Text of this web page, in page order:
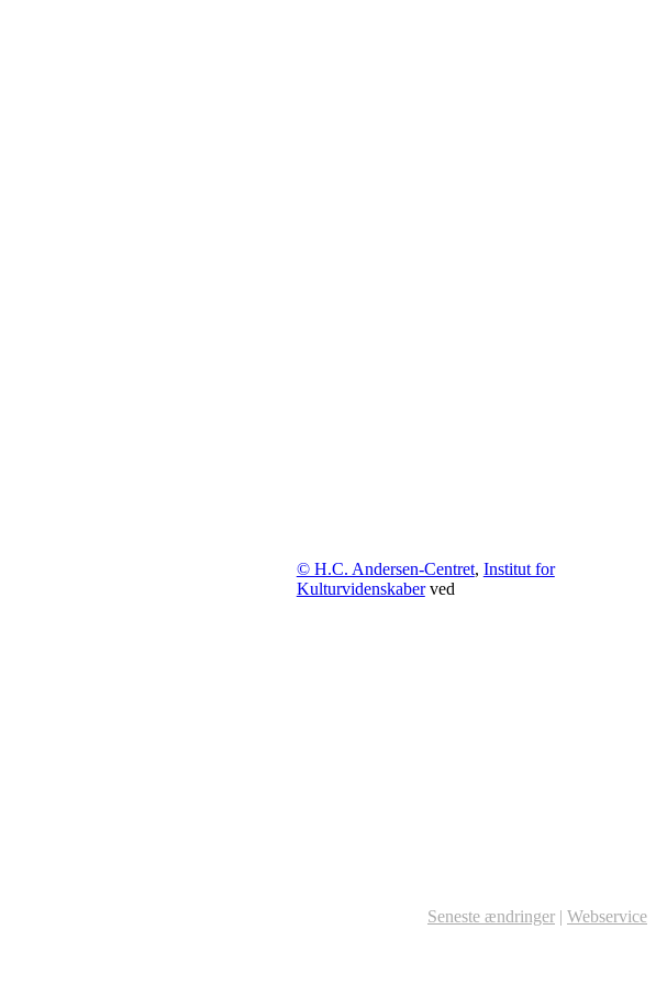
© H.C. Andersen-Centret, Institut for
Kulturvidenskaberved
Seneste ændringer | Webservice